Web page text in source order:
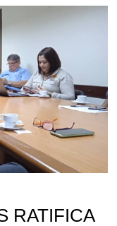
RATIFICA